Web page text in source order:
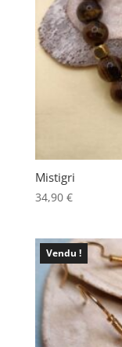
Mistigri
34,90 €
Vendu !